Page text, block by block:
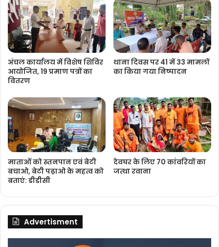
अंचल कार्यालय में विशेष शिविर
आयोजित, 19 प्रमाण पत्रों का
वितरण
थाना दिवस पर 41 में 33 मामलों
का किया गया निष्‍पादन
माताओं को स्तनपान एवं बेटी
बचाओ, बेटी पढ़ाओ के महत्व को
बताएं: डीडीसी
देवघर के लिए 70 कांवरियों का
जत्था रवाना
Advertisment